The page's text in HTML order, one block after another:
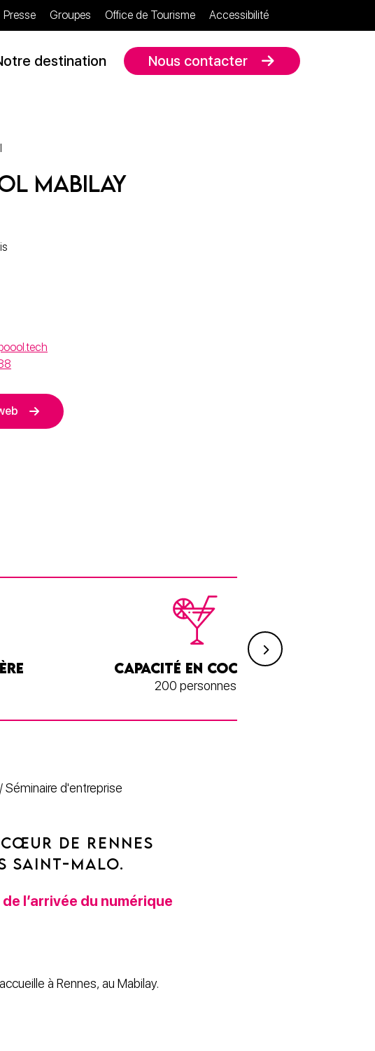
Presse Groupes Office de Tourisme Accessibilité
destination Nous contacter
Mabilay
CAPACITÉ EN COCKTAIL
200 personnes
d'entreprise
DE RENNES
SAINT-MALO.
l’arrivée du numérique
à Rennes, au Mabilay.